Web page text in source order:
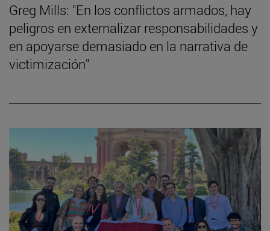
Greg Mills: "En los conflictos armados, hay
peligros en externalizar responsabilidades y
en apoyarse demasiado en la narrativa de
victimización"